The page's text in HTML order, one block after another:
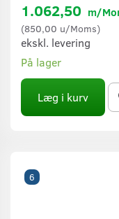
1.062,50 m/
(850,00 u/Moms)
ekskl. levering
På lager
Læg i kurv
6